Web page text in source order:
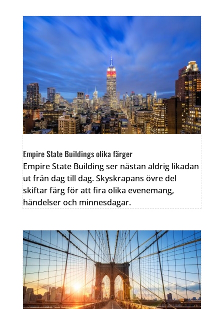
Empire State Buildings olika färger
Empire State Building ser nästan aldrig likadan
ut från dag till dag. Skyskrapans övre del
skiftar färg för att fira olika evenemang,
händelser och minnesdagar.